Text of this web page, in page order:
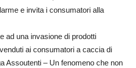
e invita i consumatori alla
ad una invasione di prodotti
ai consumatori a caccia di
Assoutenti – Un fenomeno che non